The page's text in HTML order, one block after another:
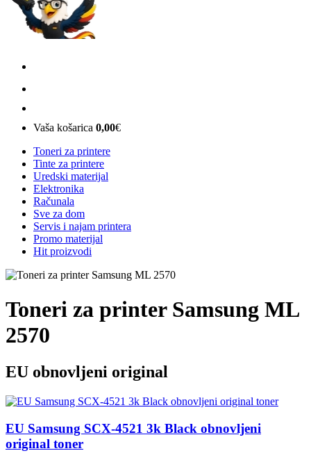
Vaša košarica 0,00€
Toneri za printere
Tinte za printere
Uredski materijal
Elektronika
Računala
Sve za dom
Servis i najam printera
Promo materijal
Hit proizvodi
Toneri za printer Samsung ML
2570
EU obnovljeni original
EU Samsung SCX-4521 3k Black obnovljeni
original toner